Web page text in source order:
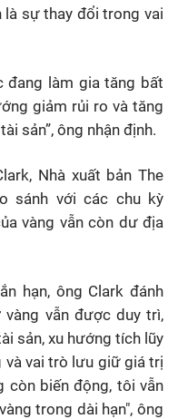
sự thay đổi trong vai
đang làm gia tăng bất
giảm rủi ro và tăng
sản”, ông nhận định.
Nhà xuất bản The
sánh với các chu kỳ
vàng vẫn còn dư địa
hạn, ông Clark đánh
vẫn được duy trì,
sản, xu hướng tích lũy
và vai trò lưu giữ giá trị
còn biến động, tôi vẫn
trong dài hạn", ông